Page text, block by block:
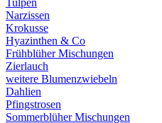
Tulpen
Narzissen
Krokusse
Hyazinthen & Co
Frühblüher Mischungen
Zierlauch
weitere Blumenzwiebeln
Dahlien
Pfingstrosen
Sommerblüher Mischungen